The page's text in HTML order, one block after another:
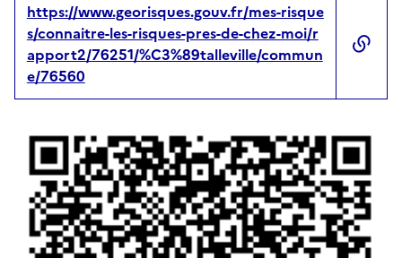
https://www.georisques.gouv.fr/mes-risque
s/connaitre-les-risques-pres-de-chez-moi/r
apport2/76251/%C3%89talleville/commun
e/76560